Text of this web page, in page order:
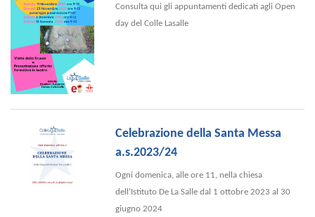
Consulta qui gli appuntamenti dedicati agli Open
day del Colle Lasalle
Celebrazione della Santa Messa
a.s.2023/24
Ogni domenica, alle ore 11, nella chiesa
dell'Istituto De La Salle dal 1 ottobre 2023 al 30
giugno 2024